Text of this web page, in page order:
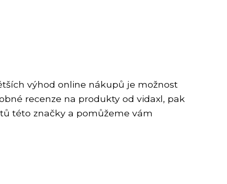
výhod online nákupů je možnost
recenze na produkty od vidaxl, pak
této značky a pomůžeme vám